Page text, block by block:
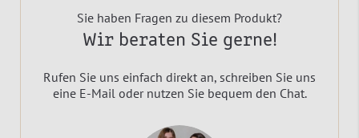
Sie haben Fragen zu diesem Produkt?
Wir beraten Sie gerne!
Rufen Sie uns einfach direkt an, schreiben Sie uns
eine E-Mail oder nutzen Sie bequem den Chat.